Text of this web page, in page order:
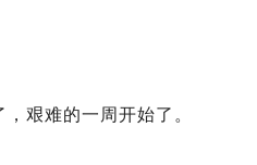
艰难的一周开始了。